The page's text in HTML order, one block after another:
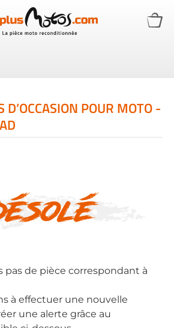
D’OCCASION POUR MOTO -
pas de pièce correspondant à
à effectuer une nouvelle
une alerte grâce au